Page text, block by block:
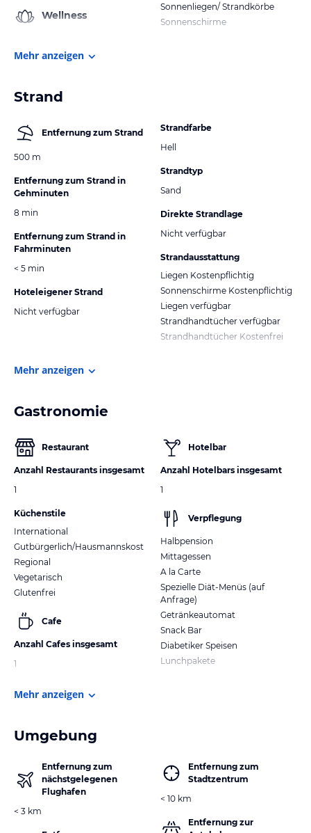
Wellness
Sonnenliegen/ Strandkörbe
Sonnenschirme
Mehr anzeigen
Strand
Entfernung zum Strand
500 m
Entfernung zum Strand in
Gehminuten
8 min
Entfernung zum Strand in
Fahrminuten
< 5 min
Hoteleigener Strand
Nicht verfügbar
Strandfarbe
Hell
Strandtyp
Sand
Direkte Strandlage
Nicht verfügbar
Strandausstattung
Liegen Kostenpflichtig
Sonnenschirme Kostenpflichtig
Liegen verfügbar
Strandhandtücher verfügbar
Strandhandtücher Kostenfrei
Mehr anzeigen
Gastronomie
Restaurant
Anzahl Restaurants insgesamt
1
Küchenstile
International
Gutbürgerlich/Hausmannskost
Regional
Vegetarisch
Glutenfrei
Cafe
Anzahl Cafes insgesamt
1
Hotelbar
Anzahl Hotelbars insgesamt
1
Verpflegung
Halbpension
Mittagessen
A la Carte
Spezielle Diät-Menüs (auf
Anfrage)
Getränkeautomat
Snack Bar
Diabetiker Speisen
Lunchpakete
Mehr anzeigen
Umgebung
Entfernung zum
nächstgelegenen
Flughafen
< 3 km
Entfernung zum
Stadtzentrum
< 10 km
Entfernung zur